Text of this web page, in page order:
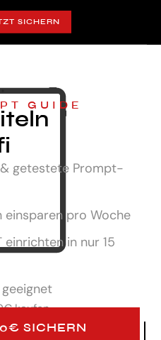
SICHERN
GUIDE
getestete Prompt-
einsparen pro Woche
einrichten in nur 15
kaufen
SICHERN